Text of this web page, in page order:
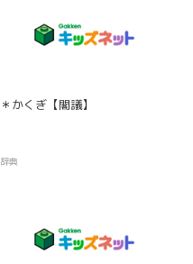
＊かくぎ【閣議】
辞典